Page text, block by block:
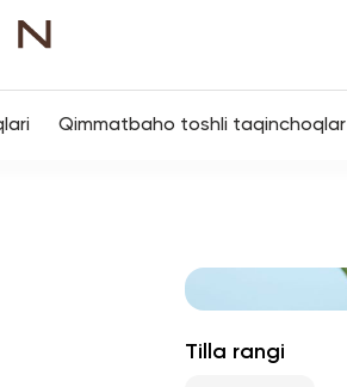
Qimmatbaho toshli taqinchoqlar
Tilla rangi